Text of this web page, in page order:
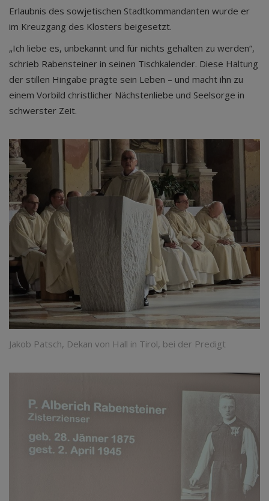
Erlaubnis des sowjetischen Stadtkommandanten wurde er
im Kreuzgang des Klosters beigesetzt.
„Ich liebe es, unbekannt und für nichts gehalten zu werden“,
schrieb Rabensteiner in seinen Tischkalender. Diese Haltung
der stillen Hingabe prägte sein Leben – und macht ihn zu
einem Vorbild christlicher Nächstenliebe und Seelsorge in
schwerster Zeit.
Jakob Patsch, Dekan von Hall in Tirol, bei der Predigt